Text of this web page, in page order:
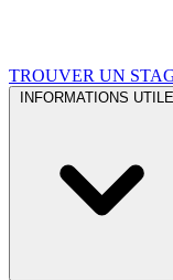
TROUVER UN
INFORMATIONS